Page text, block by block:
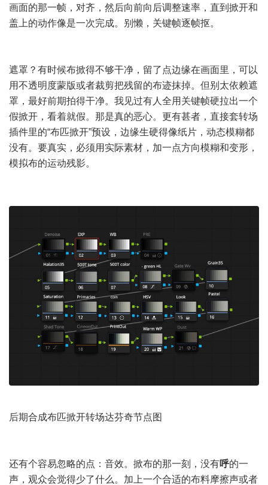
画面的那一帧，对齐，然后向前向后调整速率，直到掀开和
盖上的动作像是一次完成。别懒，关键帧逐帧抠。
遮罩？有时候布掀得不够干净，留了点边缘在画面里，可以
用不透明度蒙版或者裁剪把残留的布迹抹掉。但别太依赖遮
罩，最好前期拍得干净。我见过有人全用关键帧硬拉出一个
假掀开，看着就假。那是真的恶心。更有甚者，直接套转场
插件里的“布匹掀开”预设，边缘生硬得像纸片，动态模糊都
没有。要真实，必须用实际素材，加一点方向模糊和变形，
模拟布的运动残影。
后期合成布匹掀开转场达芬奇节点图
还有个容易忽略的点：音效。掀布的那一刻，没有呼的一
声，观众会觉得少了什么。加上一个合适的布料摩擦声或者